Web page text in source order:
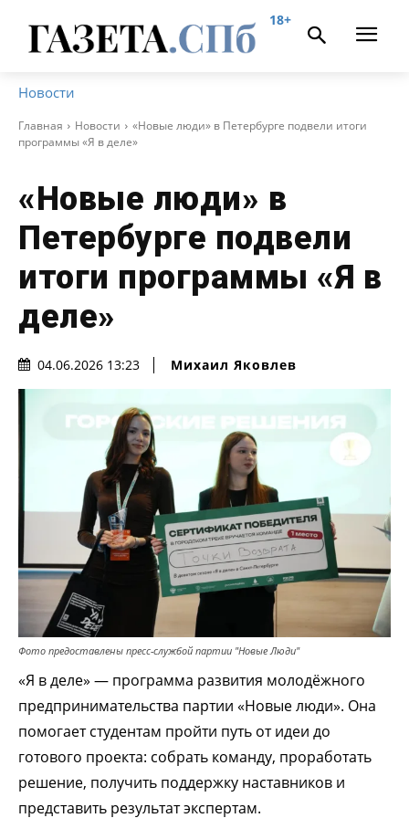
18+
Новости
Главная Новости
«Новые люди» в Петербурге подвели итоги
программы «Я в деле»
«Новые люди» в
Петербурге подвели
итоги программы «Я в
деле»
04.06.2026 13:23 Михаил Яковлев
Фото предоставлены пресс-службой партии "Новые Люди"
«Я в деле» — программа развития молодёжного
предпринимательства партии «Новые люди». Она
помогает студентам пройти путь от идеи до
готового проекта: собрать команду, проработать
решение, получить поддержку наставников и
представить результат экспертам.